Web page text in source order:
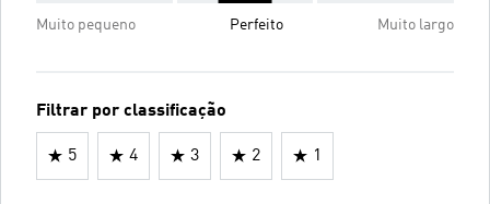
Muito pequeno Perfeito Muito largo
Filtrar por classificação
5 4 3 2 1